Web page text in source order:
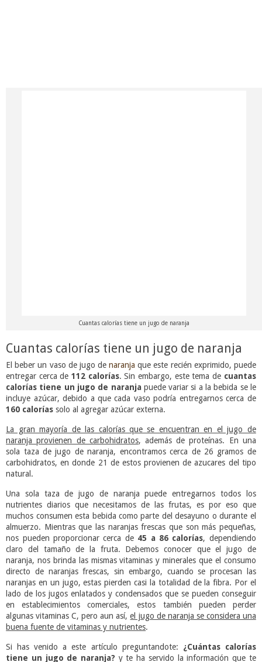
Cuantas calorías tiene un jugo de naranja
Cuantas calorías tiene un jugo de naranja
El beber un vaso de jugo denaranja que este recién exprimido, puede
entregar cerca de112 calorías. Sin embargo, este tema de cuantas
calorías tiene un jugo de naranjapuede variar si a la bebida se le
incluye azúcar, debido a que cada vaso podría entregarnos cerca de
160 calorías solo al agregar azúcar externa.
La gran mayoría de las calorías que se encuentran en el jugo de
naranja provienen de carbohidratos, además de proteínas. En una
sola taza de jugo de naranja, encontramos cerca de 26 gramos de
carbohidratos, en donde 21 de estos provienen de azucares del tipo
natural.
Una sola taza de jugo de naranja puede entregarnos todos los
nutrientes diarios que necesitamos de las frutas, es por eso que
muchos consumen esta bebida como parte del desayuno o durante el
almuerzo. Mientras que las naranjas frescas que son más pequeñas,
nos pueden proporcionar cerca de 45 a 86 calorías, dependiendo
claro del tamaño de la fruta. Debemos conocer que el jugo de
naranja, nos brinda las mismas vitaminas y minerales que el consumo
directo de naranjas frescas, sin embargo, cuando se procesan las
naranjas en un jugo, estas pierden casi la totalidad de la fibra. Por el
lado de los jugos enlatados y condensados que se pueden conseguir
en establecimientos comerciales, estos también pueden perder
algunas vitaminas C, pero aun así,el jugo de naranja se considera una
buena fuente de vitaminas y nutrientes.
Si has venido a este artículo preguntandote: ¿Cuántas calorías
tiene un jugo de naranja? y te ha servido la información que te